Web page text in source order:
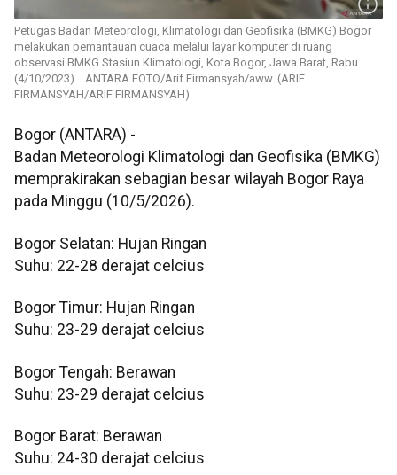
Petugas Badan Meteorologi, Klimatologi dan Geofisika (BMKG) Bogor
melakukan pemantauan cuaca melalui layar komputer di ruang
observasi BMKG Stasiun Klimatologi, Kota Bogor, Jawa Barat, Rabu
(4/10/2023). . ANTARA FOTO/Arif Firmansyah/aww. (ARIF
FIRMANSYAH/ARIF FIRMANSYAH)
Bogor (ANTARA) -
Badan Meteorologi Klimatologi dan Geofisika (BMKG)
memprakirakan sebagian besar wilayah Bogor Raya
pada Minggu (10/5/2026).
Bogor Selatan: Hujan Ringan
Suhu: 22-28 derajat celcius
Bogor Timur: Hujan Ringan
Suhu: 23-29 derajat celcius
Bogor Tengah: Berawan
Suhu: 23-29 derajat celcius
Bogor Barat: Berawan
Suhu: 24-30 derajat celcius